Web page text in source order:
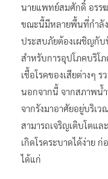
นายแพทย์สมศักดิ์ อรร
ขณะนี้มีหลายพื้นที่กำลั
ประสบภัยต้องเผชิญกั
สำหรับการอุปโภคบริโ
เชื้อโรคของเสียต่างๆ
นอกจากนี้ จากสภาพน้
จากรังมาอาศัยอยู่บริเ
สามารถเจริญเติบโตแล
เกิดโรคระบาดได้ง่าย
ได้แก่